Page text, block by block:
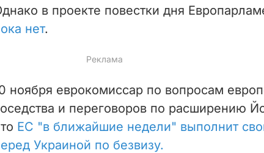
в проекте повестки дня
нет.
ноября еврокомиссар по вопросам
и переговоров по расширению
ЕС "в ближайшие недели" выполнит
Украиной по безвизу.